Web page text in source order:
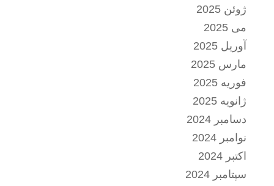
ژوئن 2025
می 2025
آوریل 2025
مارس 2025
فوریه 2025
ژانویه 2025
دسامبر 2024
نوامبر 2024
اکتبر 2024
سپتامبر 2024